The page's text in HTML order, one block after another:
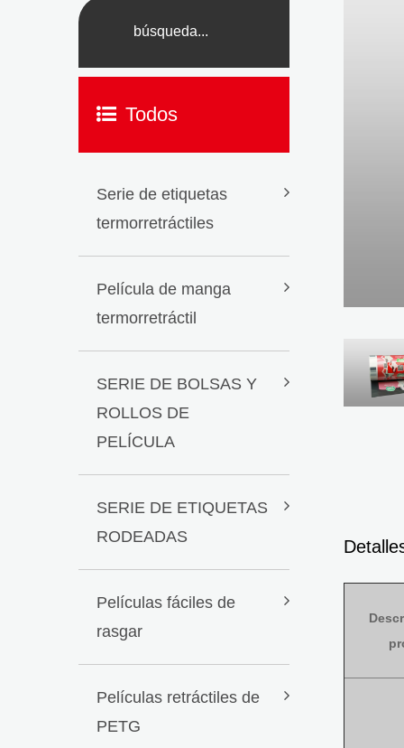
Todos
Serie de etiquetas
termorretráctiles
Película de manga
termorretráctil
SERIE DE BOLSAS Y
ROLLOS DE
PELÍCULA
SERIE DE ETIQUETAS
RODEADAS
Películas fáciles de
rasgar
Películas retráctiles de
PETG